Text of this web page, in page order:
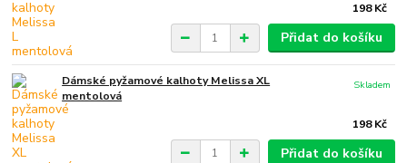
198 Kč
Přidat do košíku
Dámské pyžamové kalhoty Melissa XL
mentolová
198 Kč
Skladem
Přidat do košíku